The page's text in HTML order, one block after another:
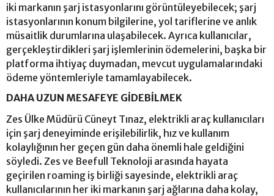
iki markanın şarj istasyonlarını görüntüleyebilecek; şarj
istasyonlarının konum bilgilerine, yol tariflerine ve anlık
müsaitlik durumlarına ulaşabilecek. Ayrıca kullanıcılar,
gerçekleştirdikleri şarj işlemlerinin ödemelerini, başka bir
platforma ihtiyaç duymadan, mevcut uygulamalarındaki
ödeme yöntemleriyle tamamlayabilecek.
DAHA UZUN MESAFEYE GİDEBİLMEK
Zes Ülke Müdürü Cüneyt Tınaz, elektrikli araç kullanıcıları
için şarj deneyiminde erişilebilirlik, hız ve kullanım
kolaylığının her geçen gün daha önemli hale geldiğini
söyledi. Zes ve Beefull Teknoloji arasında hayata
geçirilen roaming iş birliği sayesinde, elektrikli araç
kullanıcılarının her iki markanın şarj ağlarına daha kolay,